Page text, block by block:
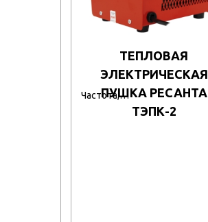
ТЕПЛОВАЯ
ЭЛЕКТРИЧЕСКАЯ
ПУШКА РЕСАНТА
ТЭПК-2
Частота,…